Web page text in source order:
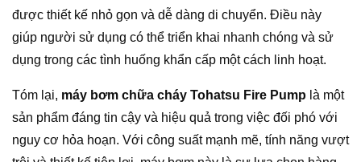
được thiết kế nhỏ gọn và dễ dàng di chuyển. Điều này
giúp người sử dụng có thể triển khai nhanh chóng và sử
dụng trong các tình huống khẩn cấp một cách linh hoạt.
Tóm lại, máy bơm chữa cháy Tohatsu Fire Pump là một
sản phẩm đáng tin cậy và hiệu quả trong việc đối phó với
nguy cơ hỏa hoạn. Với công suất mạnh mẽ, tính năng vượt